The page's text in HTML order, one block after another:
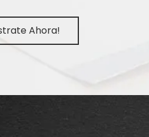
Ahora!